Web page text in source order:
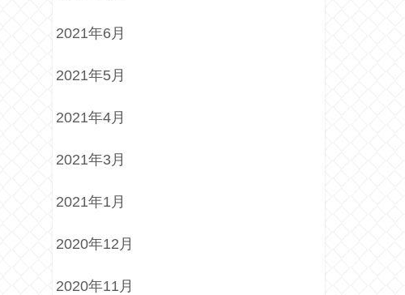
2021年6月
2021年5月
2021年4月
2021年3月
2021年1月
2020年12月
2020年11月